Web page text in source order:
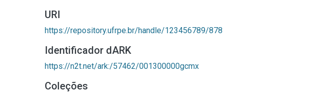
URI
https://repository.ufrpe.br/handle/123456789/878
Identificador dARK
https://n2t.net/ark:/57462/001300000gcmx
Coleções